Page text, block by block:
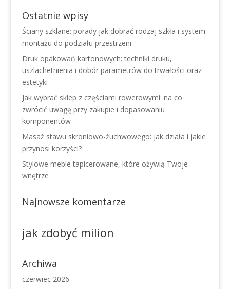
Ostatnie wpisy
Ściany szklane: porady jak dobrać rodzaj szkła i system
montażu do podziału przestrzeni
Druk opakowań kartonowych: techniki druku,
uszlachetnienia i dobór parametrów do trwałości oraz
estetyki
Jak wybrać sklep z częściami rowerowymi: na co
zwrócić uwagę przy zakupie i dopasowaniu
komponentów
Masaż stawu skroniowo-żuchwowego: jak działa i jakie
przynosi korzyści?
Stylowe meble tapicerowane, które ożywią Twoje
wnętrze
Najnowsze komentarze
jak zdobyć milion
Archiwa
czerwiec 2026